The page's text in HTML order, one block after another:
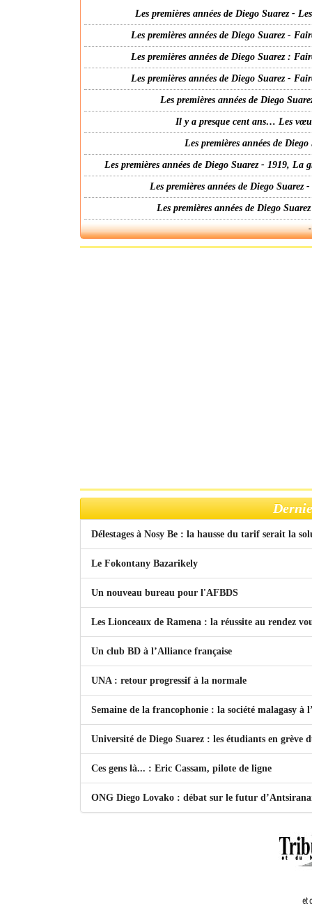
Les premières années de Diego Suarez -
Les premières années de Diego Suarez -
Les premières années de Diego Suarez :
Les premières années de Diego Suarez -
Les premières années de Diego
Il y a presque cent ans… Les
Les premières années de
Les premières années de Diego Suarez - 1919,
Les premières années de Diego
Les premières années de Diego
Délestages à Nosy Be : la hausse du tarif serait la
Le Fokontany Bazarikely
Un nouveau bureau pour l'AFBDS
Les Lionceaux de Ramena : la réussite au rendez
Un club BD à l’Alliance française
UNA : retour progressif à la normale
Semaine de la francophonie : la société malagasy à
Université de Diego Suarez : les étudiants en grève
Ces gens là... : Eric Cassam, pilote de ligne
ONG Diego Lovako : débat sur le futur
et